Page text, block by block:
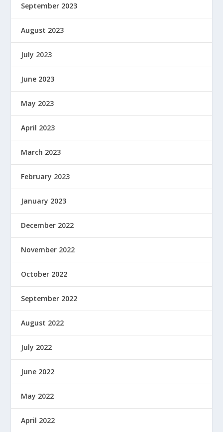
September 2023
August 2023
July 2023
June 2023
May 2023
April 2023
March 2023
February 2023
January 2023
December 2022
November 2022
October 2022
September 2022
August 2022
July 2022
June 2022
May 2022
April 2022